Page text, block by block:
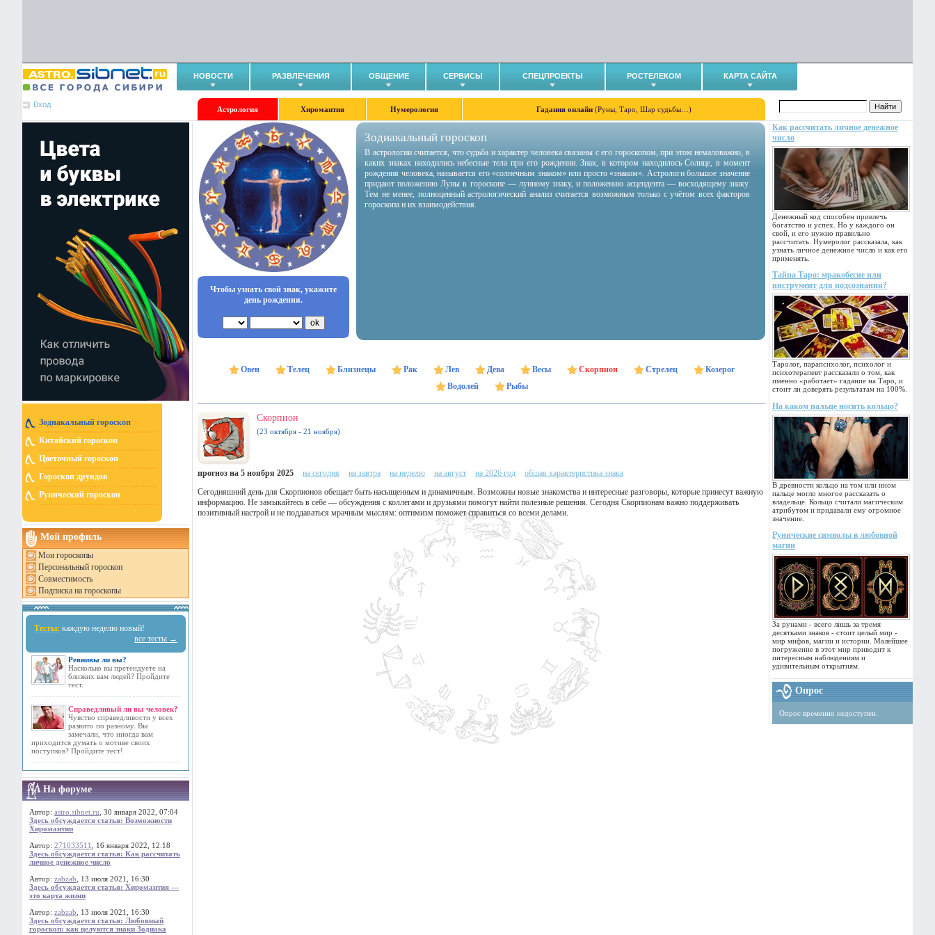
НОВОСТИ РАЗВЛЕЧЕНИЯ ОБЩЕНИЕ СЕРВИСЫ СПЕЦПРОЕКТЫ РОСТЕЛЕКОМ КАРТА САЙТА
Вход
Астрология Хиромантия Нумерология Гадания онлайн (Руны, Таро, Шар судьбы…)
Зодиакальный гороскоп
Китайский гороскоп
Цветочный гороскоп
Гороскоп друидов
Рунический гороскоп
Мой профиль
Мои гороскопы
Персональный гороскоп
Совместимость
Подписка на гороскопы
Тесты: каждую неделю новый!
все тесты →
Ревнивы ли вы?
Насколько вы претендуете на
близких вам людей? Пройдите
тест.
Справедливый ли вы человек?
Чувство справедливости у всех
развито по разному. Вы
замечали, что иногда вам
приходится думать о мотиве своих
поступков? Пройдите тест!
На форуме
Автор: astro.sibnet.ru , 30 января 2022, 07:04
Здесь обсуждается статья: Возможности
Хиромантии
Автор: 271033511
, 16 января 2022, 12:18
Здесь обсуждается статья: Как рассчитать
личное денежное число
Автор: zabzab , 13 июля 2021, 16:30
Здесь обсуждается статья: Хиромантия —
это карта жизни
Автор: zabzab , 13 июля 2021, 16:30
Здесь обсуждается статья: Любовный
гороскоп: как целуются знаки Зодиака
Как рассчитать личное денежное
число
Денежный код способен привлечь
богатство и успех. Но у каждого он
свой, и его нужно правильно
рассчитать. Нумеролог рассказала, как
узнать личное денежное число и как его
применять.
Тайна Таро: мракобесие или
инструмент для подсознания?
Таролог, парапсихолог, психолог и
психотерапевт рассказали о том, как
именно «работает» гадание на Таро, и
стоит ли доверять результатам на 100%.
На каком пальце носить кольцо?
В древности кольцо на том или ином
пальце могло многое рассказать о
владельце. Кольцо считали магическим
атрибутом и придавали ему огромное
значение.
Рунические символы в любовной
магии
За рунами - всего лишь за тремя
десятками знаков - стоит целый мир -
мир мифов, магии и истории. Малейшее
погружение в этот мир приводит к
интересным наблюдениям и
удивительным открытиям.
Опрос
Опрос временно недоступен.
Чтобы узнать свой знак, укажите
день рождения.
Зодиакальный гороскоп
В астрологии считается, что судьба и характер человека связаны с его гороскопом, при этом немаловажно, в
каких знаках находились небесные тела при его рождении. Знак, в котором находилось Солнце, в момент
рождения человека, называется его «солнечным знаком» или просто «знаком». Астрологи большое значение
придают положению Луны в гороскопе — лунному знаку, и положению асцендента — восходящему знаку.
Тем не менее, полноценный астрологический анализ считается возможным только с учётом всех факторов
гороскопа и их взаимодействия.
Овен Телец Близнецы Рак Лев Дева Весы Скорпион Стрелец
Козерог
Водолей
Рыбы
Скорпион
(23 октября - 21 ноября)
прогноз на 5 ноября 2025 на сегодня на завтра на неделю на август на 2026 год
общая характеристика знака
Сегодняшний день для Скорпионов обещает быть насыщенным и динамичным. Возможны новые знакомства и интересные разговоры, которые принесут важную
информацию. Не замыкайтесь в себе — обсуждения с коллегами и друзьями помогут найти полезные решения. Сегодня Скорпионам важно поддерживать
позитивный настрой и не поддаваться мрачным мыслям: оптимизм поможет справиться со всеми делами.